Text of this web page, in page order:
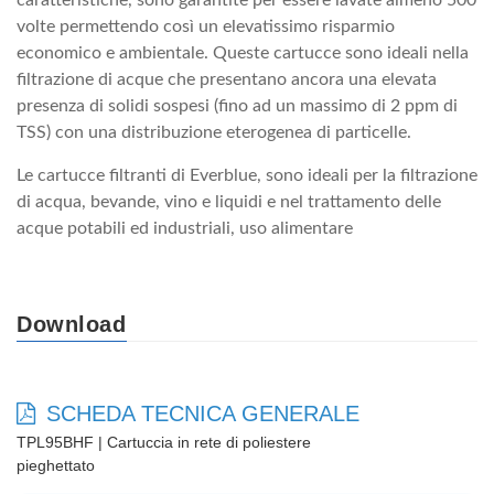
volte permettendo così un elevatissimo risparmio
economico e ambientale. Queste cartucce sono ideali nella
filtrazione di acque che presentano ancora una elevata
presenza di solidi sospesi (fino ad un massimo di 2 ppm di
TSS) con una distribuzione eterogenea di particelle.
Le cartucce filtranti di Everblue, sono ideali per la filtrazione
di acqua, bevande, vino e liquidi e nel trattamento delle
acque potabili ed industriali, uso alimentare
Download
SCHEDA TECNICA GENERALE
TPL95BHF | Cartuccia in rete di poliestere
pieghettato